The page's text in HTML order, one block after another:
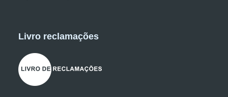
Livro reclamações